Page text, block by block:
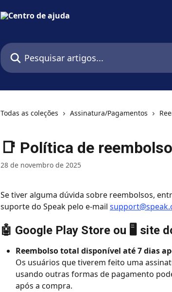
Pesquisar artigos...
Todas as coleções Assinatura/Pagamentos
📑 Política de reembolso
28 de novembro de 2025
Se tiver alguma dúvida sobre reembolsos,
suporte do Speak pelo e-mail
🤖 Google Play Store ou 🖥️ site
Reembolso total disponível até 7 dias
Os usuários que tiverem feito uma
usando outras formas de pagamento
após a compra.